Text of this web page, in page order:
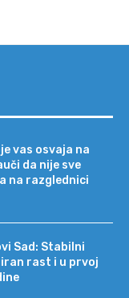
vas osvaja na
da nije sve
na razglednici
Sad: Stabilni
rast i u prvoj